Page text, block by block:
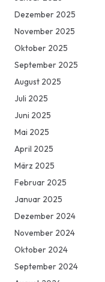
Dezember 2025
November 2025
Oktober 2025
September 2025
August 2025
Juli 2025
Juni 2025
Mai 2025
April 2025
März 2025
Februar 2025
Januar 2025
Dezember 2024
November 2024
Oktober 2024
September 2024